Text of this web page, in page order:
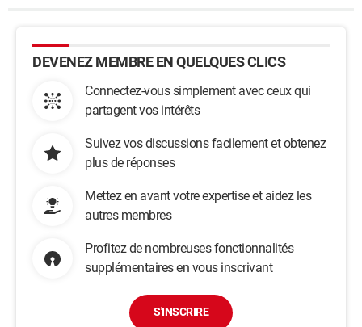
DEVENEZ MEMBRE EN QUELQUES CLICS
Connectez-vous simplement avec ceux qui
partagent vos intérêts
Suivez vos discussions facilement et obtenez
plus de réponses
Mettez en avant votre expertise et aidez les
autres membres
Profitez de nombreuses fonctionnalités
supplémentaires en vous inscrivant
S'INSCRIRE